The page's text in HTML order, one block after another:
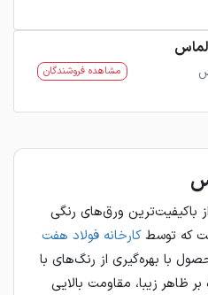
مشاهده فروشندگان
ورق‌های رنگی
که توسطکارخانه فولاد هفت
با بهره‌گیری از رنگ‌های با
ظاهر زیبا، مقاومت بالایی